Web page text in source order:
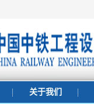
关于我们